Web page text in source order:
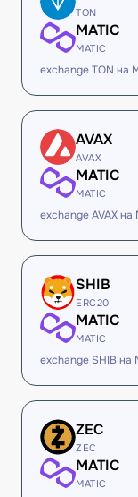
TON
MATIC
MATIC
exchange TON на
AVAX
AVAX
MATIC
MATIC
exchange AVAX на
SHIB
ERC20
MATIC
MATIC
exchange SHIB на
ZEC
ZEC
MATIC
MATIC